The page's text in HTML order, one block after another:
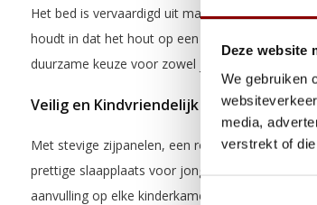
Deze website
We gebruiken
media,
verstrekt of
Het bed is vervaardigd uit massief grenenhout
houdt in dat het hout op een milieuvriendelijke
duurzame keuze voor zowel je kind als het milieu.
Veilig en Kindvriendelijk
Met stevige zijpanelen, een robuuste bouw en
prettige slaapplaats voor jonge kinderen. Het
aanvulling op elke kinderkamer.